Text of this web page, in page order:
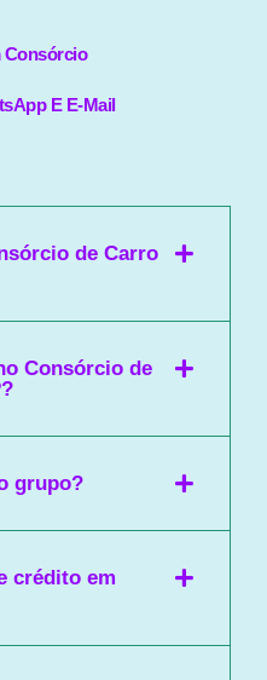
Consórcio
E E-Mail
de Carro
Consórcio de
grupo?
crédito em